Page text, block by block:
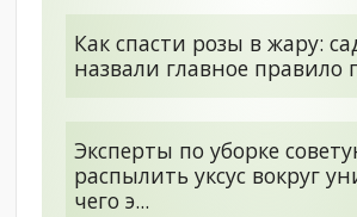
Как спасти розы в жару:
назвали главное правило
Эксперты по уборке
распылить уксус вокруг
чего э...